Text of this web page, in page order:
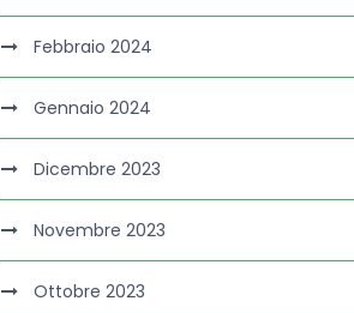
Febbraio 2024
Gennaio 2024
Dicembre 2023
Novembre 2023
Ottobre 2023